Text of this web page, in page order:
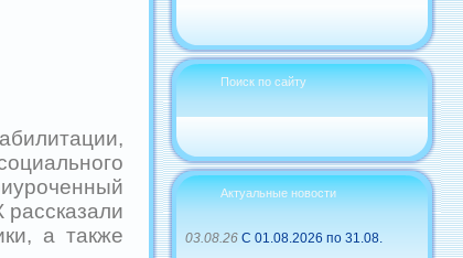
а также
Поиск по сайту
Актуальные новости
03.08.26 С 01.08.2026 по 31.08.